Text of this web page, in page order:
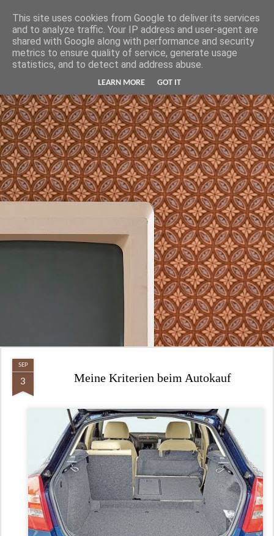
This site uses cookies from Google to deliver its services
and to analyze traffic. Your IP address and user-agent are
shared with Google along with performance and security
metrics to ensure quality of service, generate usage
statistics, and to detect and address abuse.
LEARN MORE GOT IT
Hunter Jerusalem Journal
SEP
3 Meine Kriterien beim Autokauf